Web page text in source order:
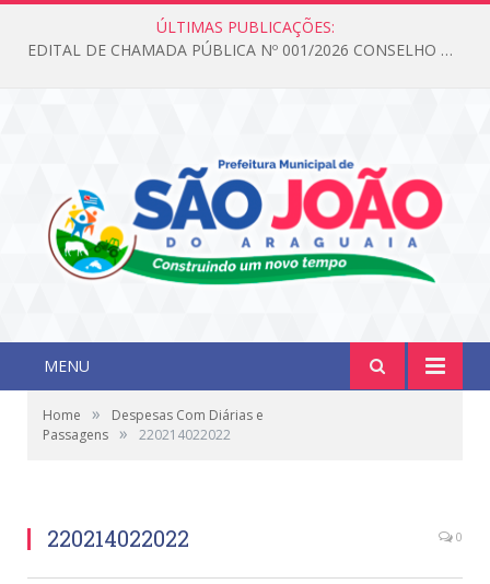
ÚLTIMAS PUBLICAÇÕES:
EDITAL DE CHAMADA PÚBLICA Nº 001/2026 CONSELHO DOS DIREITOS DA CRIANÇA E DO ADOLESCENTE
MENU
Home »
Despesas Com Diárias e
Passagens » 220214022022
220214022022 0